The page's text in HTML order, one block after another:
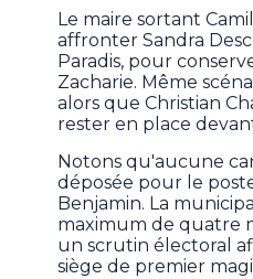
Le maire sortant
affronter Sandra
Paradis, pour
Zacharie. Même
alors que Christian
rester en place
Notons qu'aucune
déposée pour le
Benjamin. La
maximum de quatre
un scrutin électoral
siège de premier